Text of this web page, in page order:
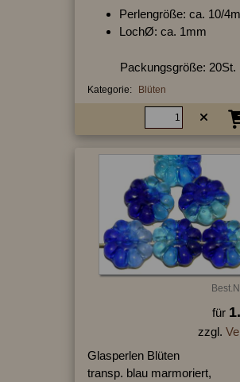
Perlengröße: ca. 10/
LochØ: ca. 1mm
Packungsgröße: 20St.
Kategorie: Blüten
für
zzgl.
Glasperlen Blüten
transp. blau marmoriert,